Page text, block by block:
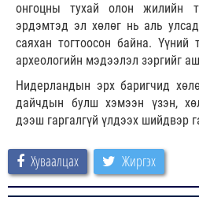
онгоцны тухай олон жилийн
эрдэмтэд эл хөлөг нь аль
саяхан тогтоосон байна. Үүний
археологийн мэдээлэл зэргийг
Нидерландын эрх баригчид
дайчдын булш хэмээн үзэн,
дээш гаргалгүй үлдээх шийдвэр
Хуваалцах Жиргэх